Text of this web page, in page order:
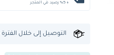
+ %5 رصيد في المتجر
التوصيل إلى خلال الفترة